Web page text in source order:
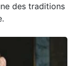
des traditions